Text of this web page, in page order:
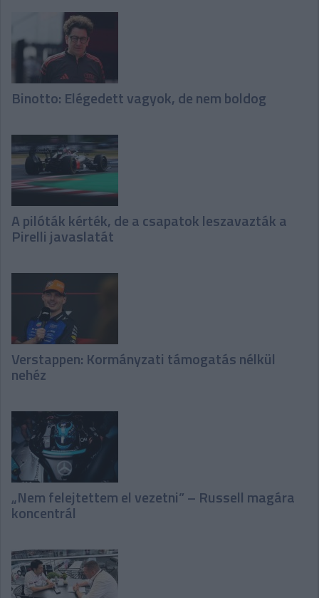
Binotto: Elégedett vagyok, de nem boldog
A pilóták kérték, de a csapatok leszavazták a
Pirelli javaslatát
Verstappen: Kormányzati támogatás nélkül
nehéz
„Nem felejtettem el vezetni” – Russell magára
koncentrál